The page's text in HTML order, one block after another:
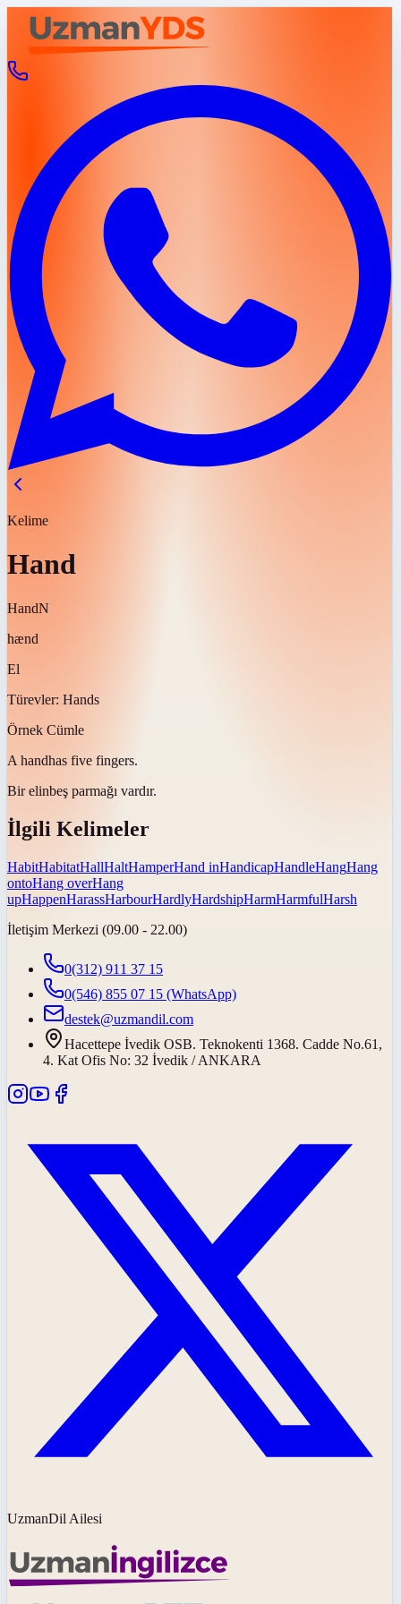
Kelime
Hand
HandN
hænd
El
Türevler: Hands
Örnek Cümle
A handhas five fingers.
Bir elinbeş parmağı vardır.
İlgili Kelimeler
HabitHabitatHallHaltHamperHand inHandicapHandleHangHang
ontoHang overHang
upHappenHarassHarbourHardlyHardshipHarmHarmfulHarsh
İletişim Merkezi (09.00 - 22.00)
0(312) 911 37 15
0(546) 855 07 15 (WhatsApp)
destek@uzmandil.com
Hacettepe İvedik OSB. Teknokenti 1368. Cadde No.61,
4. Kat Ofis No: 32 İvedik / ANKARA
UzmanDil Ailesi